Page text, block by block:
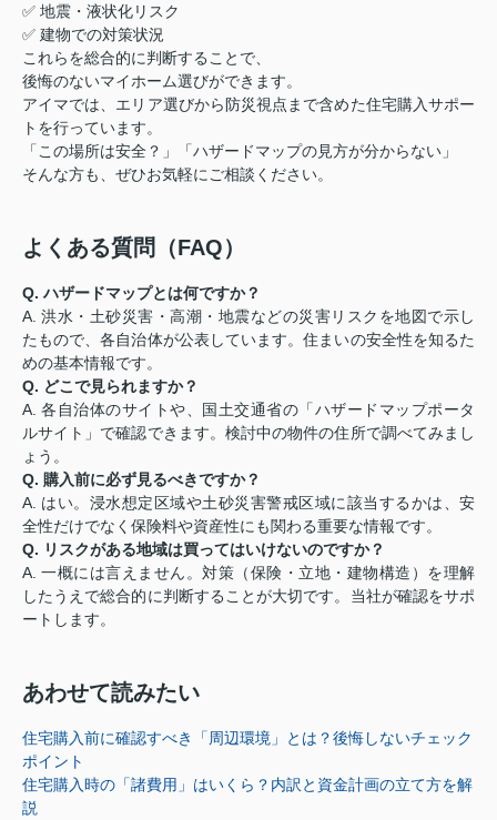
✅ 地震・液状化リスク
✅ 建物での対策状況
これらを総合的に判断することで、
後悔のないマイホーム選びができます。
アイマでは、エリア選びから防災視点まで含めた住宅購入サポー
トを行っています。
「この場所は安全？」「ハザードマップの見方が分からない」
そんな方も、ぜひお気軽にご相談ください。
よくある質問（FAQ）
Q. ハザードマップとは何ですか？
A. 洪水・土砂災害・高潮・地震などの災害リスクを地図で示し
たもので、各自治体が公表しています。住まいの安全性を知るた
めの基本情報です。
Q. どこで見られますか？
A. 各自治体のサイトや、国土交通省の「ハザードマップポータ
ルサイト」で確認できます。検討中の物件の住所で調べてみまし
ょう。
Q. 購入前に必ず見るべきですか？
A. はい。浸水想定区域や土砂災害警戒区域に該当するかは、安
全性だけでなく保険料や資産性にも関わる重要な情報です。
Q. リスクがある地域は買ってはいけないのですか？
A. 一概には言えません。対策（保険・立地・建物構造）を理解
したうえで総合的に判断することが大切です。当社が確認をサポ
ートします。
あわせて読みたい
住宅購入前に確認すべき「周辺環境」とは？後悔しないチェック
ポイント
住宅購入時の「諸費用」はいくら？内訳と資金計画の立て方を解
説